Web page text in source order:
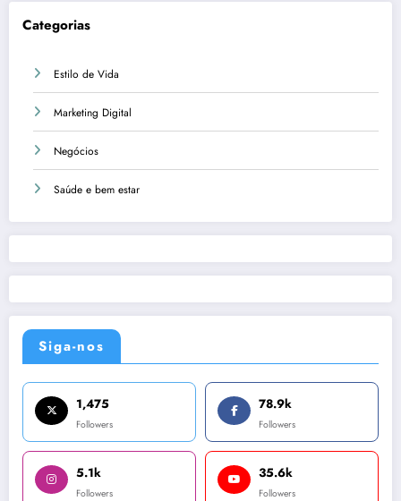
Categorias
Estilo de Vida
Marketing Digital
Negócios
Saúde e bem estar
Siga-nos
1,475
Followers
78.9k
Followers
5.1k
Followers
35.6k
Followers